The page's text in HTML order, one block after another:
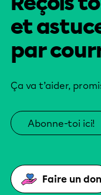
et
par
Ça va t’aider,
Abonne-toi ici!
Faire un don